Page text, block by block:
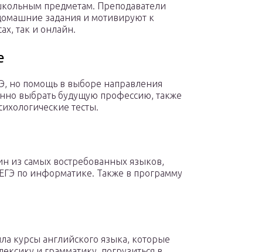
предметам. Преподаватели
задания и мотивируют к
так и онлайн.
но помощь в выборе направления
выбрать будущую профессию, также
тесты.
из самых востребованных языков,
по информатике. Также в программу
курсы английского языка, которые